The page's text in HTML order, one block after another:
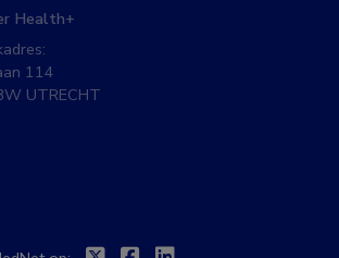
Health+
114
UTRECHT